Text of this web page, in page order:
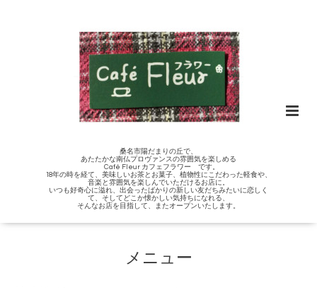
桑名市陽だまりの丘で、
あたたかな南仏プロヴァンスの雰囲気を楽しめる
Café Fleur カフェフラワー です。
18年の時を経て、美味しいお茶とお菓子、植物性にこだわった軽食や、
音楽と雰囲気を楽しんでいただけるお店に。
いつも好奇心に溢れ、出会ったばかりの新しい友だちみたいに恋しく
て、そしてどこか懐かしい気持ちになれる、
そんなお店を目指して、またオープンいたします。
メニュー